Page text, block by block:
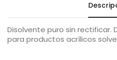
Disolvente puro sin rectificar.
para productos acrílicos